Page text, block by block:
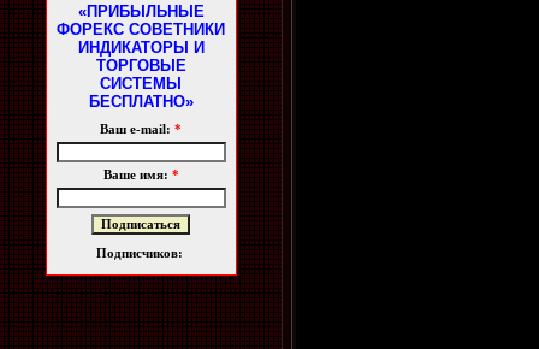
«ПРИБЫЛЬНЫЕ
ФОРЕКС СОВЕТНИКИ
ИНДИКАТОРЫ И
ТОРГОВЫЕ
СИСТЕМЫ
БЕСПЛАТНО»
Ваш e-mail: *
Ваше имя: *
Подписчиков: